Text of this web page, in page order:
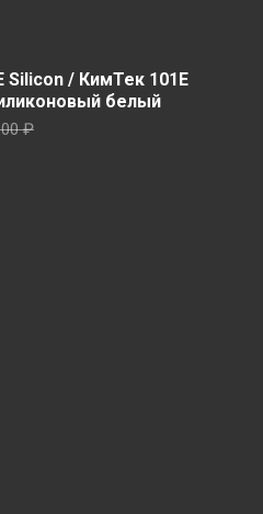
Silicon / КимТек 101E
белый
₽Первоначальная
Текущая